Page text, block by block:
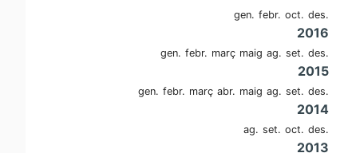
gen. febr. oct. des.
2016
gen. febr. març maig ag. set. des.
2015
gen. febr. març abr. maig ag. set. des.
2014
ag. set. oct. des.
2013